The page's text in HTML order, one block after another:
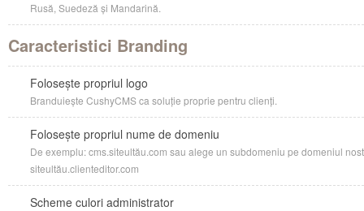
Rusă, Suedeză și Mandarină.
Caracteristici Branding
Folosește propriul logo
Branduiește CushyCMS ca soluție proprie pentru clienți.
Folosește propriul nume de domeniu
De exemplu: cms.siteultău.com sau alege un subdomeniu pe domeniul
siteultău.clienteditor.com
Scheme culori administrator